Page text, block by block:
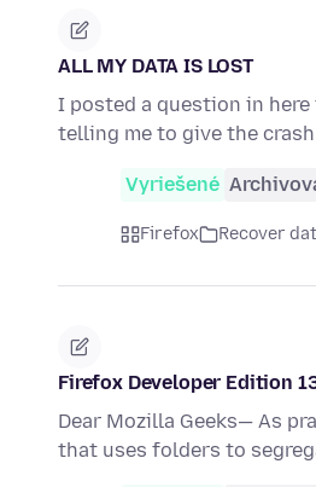
ALL MY DATA IS LOST
I posted a question in
telling me to give the
Vyriešené
Firefox Recover
Firefox Developer Edition
Dear Mozilla Geeks— As
that uses folders to